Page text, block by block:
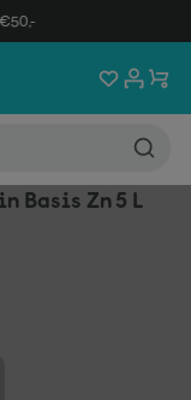
Basis Zn 5 L